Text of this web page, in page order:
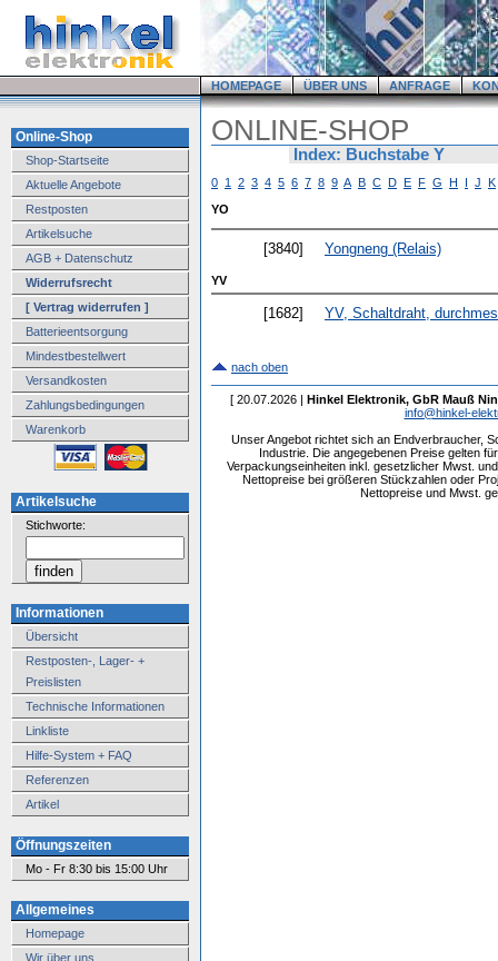
HOMEPAGE ÜBER UNS ANFRAGE
Online-Shop
Shop-Startseite
Aktuelle Angebote
Restposten
Artikelsuche
AGB + Datenschutz
Widerrufsrecht
[ Vertrag widerrufen ]
Batterieentsorgung
Mindestbestellwert
Versandkosten
Zahlungsbedingungen
Warenkorb
Artikelsuche
Stichworte:
Informationen
Übersicht
Restposten-, Lager- +
Preislisten
Technische Informationen
Linkliste
Hilfe-System + FAQ
Referenzen
Artikel
Öffnungszeiten
Mo - Fr 8:30 bis 15:00 Uhr
Allgemeines
Homepage
Wir über uns
ONLINE-SHOP
Index: Buchstabe Y
0 1 2 3 4 5 6 7 8 9 A B C D E F G H I J K
YO
[3840] Yongneng (Relais)
YV
[1682] YV, Schaltdraht,
nach oben
[ 20.07.2026 | Hinkel Elektronik, GbR Mauß
info@hinkel-
Unser Angebot richtet sich an Endverbraucher,
Industrie. Die angegebenen Preise gelten
Verpackungseinheiten inkl. gesetzlicher Mwst.
Nettopreise bei größeren Stückzahlen oder
Nettopreise und Mwst.